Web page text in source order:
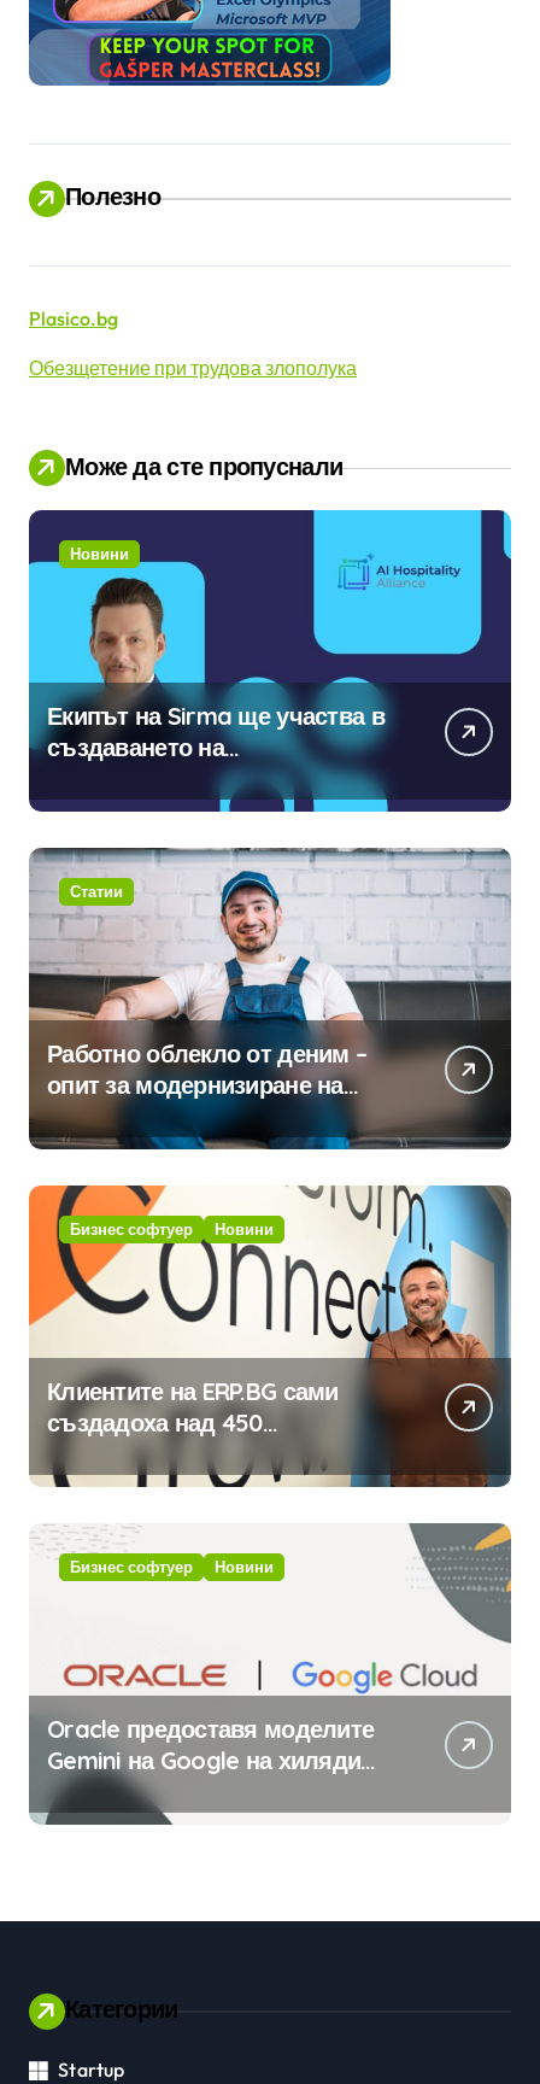
Полезно
Plasico.bg
Обезщетение при трудова злополука
Може да сте пропуснали
Новини
Екипът на Sirma ще участва в
създаването на
международните стандарти за
навлизане на изкуствен
интелект в хотелиерството
Статии
Работно облекло от деним –
опит за модернизиране на
традицията
Бизнес софтуер Новини
Клиентите на ERP.BG сами
създадоха над 450
приложения за ERP системата
с помощта на вградения в нея
изкуствен интелект
Бизнес софтуер Новини
Oracle предоставя моделите
Gemini на Google на хиляди
клиенти на бизнес
приложения
Категории
Startup